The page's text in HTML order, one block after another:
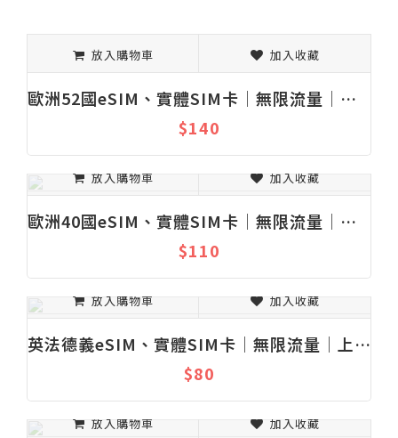
放入購物車 加入收藏
歐洲52國eSIM、實體SIM卡│無限流量│上網吃到飽│固定流量│1-30天
$140
放入購物車 加入收藏
歐洲40國eSIM、實體SIM卡│無限流量│上網吃到飽│固定流量│1-30天
$110
放入購物車 加入收藏
英法德義eSIM、實體SIM卡│無限流量│上網吃到飽│固定流量│1-30天
$80
放入購物車 加入收藏